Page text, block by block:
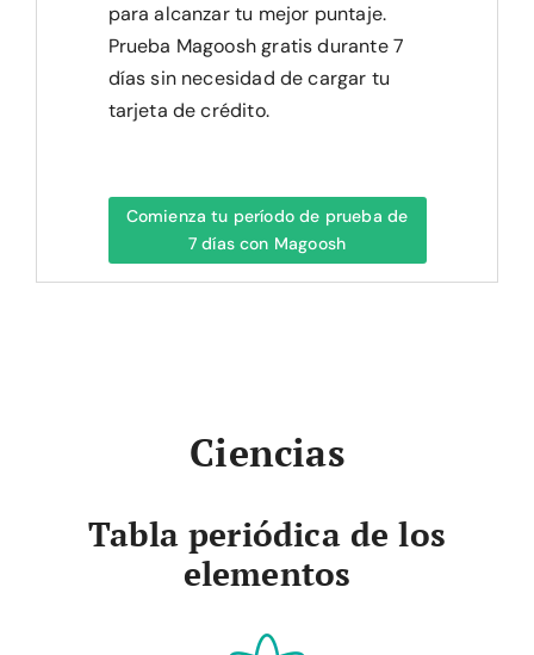
para alcanzar tu mejor puntaje.
Prueba Magoosh gratis durante 7
días sin necesidad de cargar tu
tarjeta de crédito.
Comienza tu período de prueba de
7 días con Magoosh
Ciencias
Tabla periódica de los
elementos